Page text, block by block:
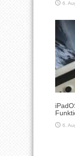
6.
6.